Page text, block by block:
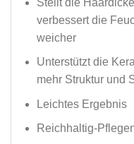
verbessert die
weicher
Unterstützt die
mehr Struktur und
Leichtes Ergebnis
Reichhaltig-